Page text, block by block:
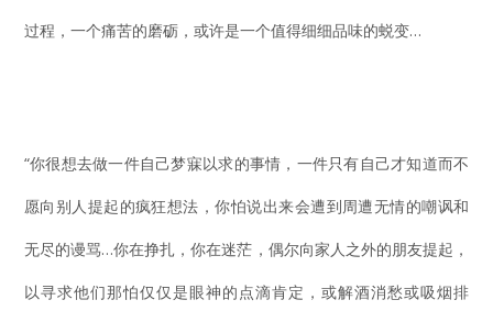
过程，一个痛苦的磨砺，或许是一个值得细细品味的蜕变…
“你很想去做一件自己梦寐以求的事情，一件只有自己才知道而不
愿向别人提起的疯狂想法，你怕说出来会遭到周遭无情的嘲讽和
无尽的谩骂…你在挣扎，你在迷茫，偶尔向家人之外的朋友提起，
以寻求他们那怕仅仅是眼神的点滴肯定，或解酒消愁或吸烟排